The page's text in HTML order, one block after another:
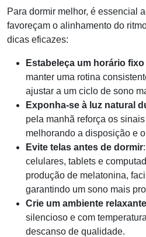
Para dormir melhor, é essencial
favoreçam o alinhamento do
dicas eficazes:
Estabeleça um horário
manter uma rotina
ajustar a um ciclo de sono
Exponha-se à luz natural
pela manhã reforça os
melhorando a disposição e
Evite telas antes de dormir
celulares, tablets e
produção de melatonina,
garantindo um sono mais
Crie um ambiente relaxante
silencioso e com
descanso de qualidade.